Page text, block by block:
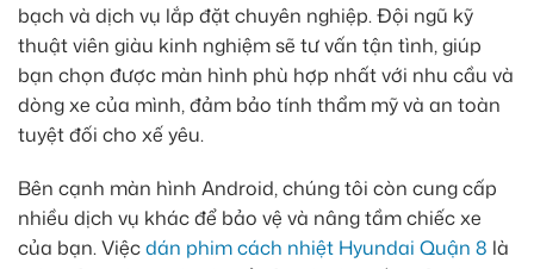
bạch và dịch vụ lắp đặt chuyên nghiệp. Đội ngũ kỹ
thuật viên giàu kinh nghiệm sẽ tư vấn tận tình, giúp
bạn chọn được màn hình phù hợp nhất với nhu cầu và
dòng xe của mình, đảm bảo tính thẩm mỹ và an toàn
tuyệt đối cho xế yêu.
Bên cạnh màn hình Android, chúng tôi còn cung cấp
nhiều dịch vụ khác để bảo vệ và nâng tầm chiếc xe
của bạn. Việcdán phim cách nhiệt Hyundai Quận 8 là